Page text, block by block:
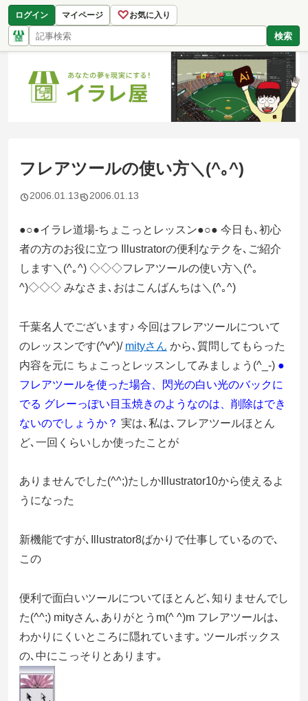
ログイン マイページ ♡お気に入り
検索
フレアツールの使い方＼(^｡^)
2006.01.13 2006.01.13
●○●イラレ道場-ちょこっとレッスン●○● 今日も､初心
者の方のお役に立つ Illustratorの便利なテクを､ご紹介
します＼(^｡^) ◇◇◇フレアツールの使い方＼(^｡
^)◇◇◇ みなさま､おはこんばんちは＼(^｡^)
千葉名人でございます♪ 今回はフレアツールについて
のレッスンです(^v^)/ mityさん から､質問してもらった
内容を元に ちょこっとレッスンしてみましょう(^_-) ●
フレアツールを使った場合、閃光の白い光のバックに
でる グレーっぽい目玉焼きのようなのは、削除はでき
ないのでしょうか？ 実は､私は､フレアツールほとん
ど､一回くらいしか使ったことが
ありませんでした(^^;)たしかIllustrator10から使えるよ
うになった
新機能ですが､Illustrator8ばかりで仕事しているので､
この
便利で面白いツールについてほとんど､知りませんでし
た(^^;) mityさん､ありがとうm(^ ^)m フレアツールは､
わかりにくいところに隠れています｡ ツールボックス
の､中にこっそりとあります｡